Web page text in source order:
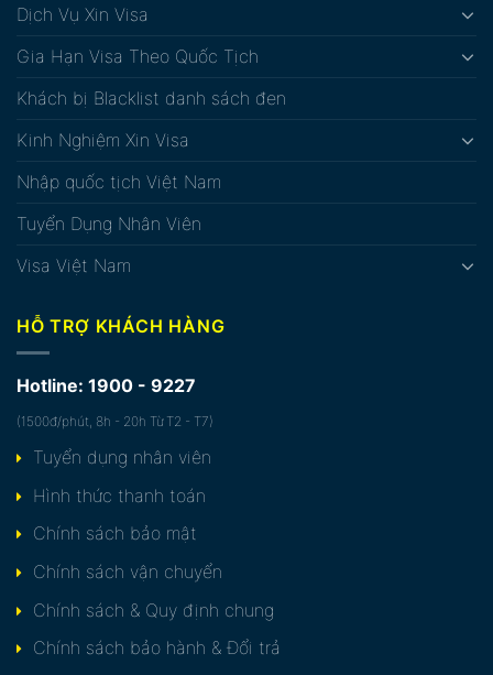
Dịch Vụ Xin Visa
Gia Hạn Visa Theo Quốc Tịch
Khách bị Blacklist danh sách đen
Kinh Nghiệm Xin Visa
Nhập quốc tịch Việt Nam
Tuyển Dụng Nhân Viên
Visa Việt Nam
HỖ TRỢ KHÁCH HÀNG
Hotline: 1900 - 9227
(1500đ/phút, 8h - 20h Từ T2 - T7)
Tuyển dụng nhân viên
Hình thức thanh toán
Chính sách bảo mật
Chính sách vận chuyển
Chính sách & Quy định chung
Chính sách bảo hành & Đổi trả